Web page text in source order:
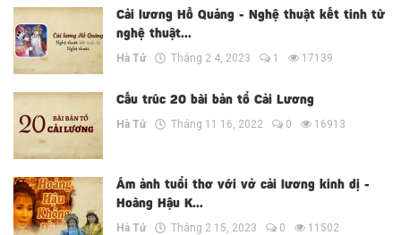
Cải lương Hồ Quảng - Nghệ thuật kết tinh từ
nghệ thuật...
Hà Tử
Tháng 2 4, 2023 1 17139
Cấu trúc 20 bài bản tổ Cải Lương
Hà Tử
Tháng 11 16, 2022 0 16913
Ám ảnh tuổi thơ với vở cải lương kinh dị -
Hoàng Hậu K...
Hà Tử
Tháng 2 15, 2023 0 11502